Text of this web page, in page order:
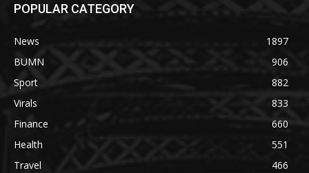
POPULAR CATEGORY
News
1897
BUMN
906
Sport
882
Virals
833
Finance
660
Health
551
Travel
466